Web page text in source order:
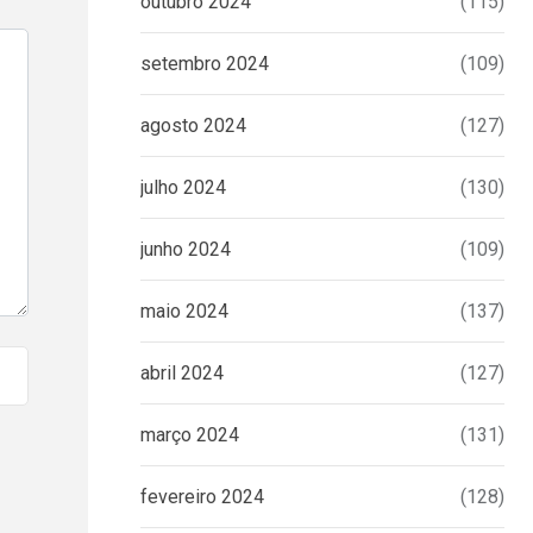
setembro 2024 (109)
agosto 2024 (127)
julho 2024 (130)
junho 2024 (109)
maio 2024 (137)
abril 2024 (127)
março 2024 (131)
fevereiro 2024 (128)